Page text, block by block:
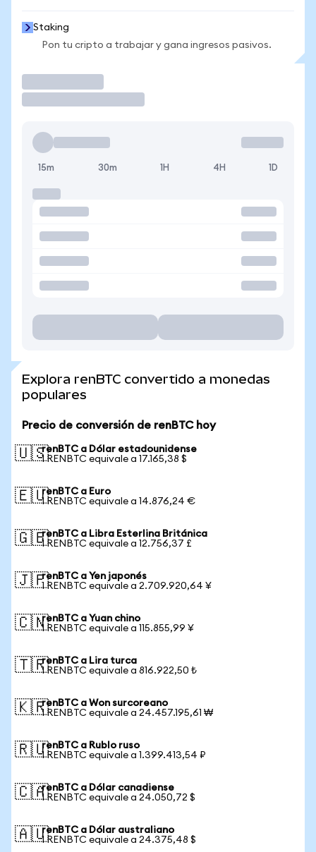
Staking
Pon tu cripto a trabajar y gana ingresos pasivos.
15m 30m 1H 4H 1D
Explora renBTC convertido a monedas
populares
Precio de conversión de renBTC hoy
🇺🇸renBTC a Dólar estadounidense
1 RENBTC equivale a 17.165,38 $
🇪🇺renBTC a Euro
1 RENBTC equivale a 14.876,24 €
🇬🇧renBTC a Libra Esterlina Británica
1 RENBTC equivale a 12.756,37 £
🇯🇵renBTC a Yen japonés
1 RENBTC equivale a 2.709.920,64 ¥
🇨🇳renBTC a Yuan chino
1 RENBTC equivale a 115.855,99 ¥
🇹🇷renBTC a Lira turca
1 RENBTC equivale a 816.922,50 ₺
🇰🇷renBTC a Won surcoreano
1 RENBTC equivale a 24.457.195,61 ₩
🇷🇺renBTC a Rublo ruso
1 RENBTC equivale a 1.399.413,54 ₽
🇨🇦renBTC a Dólar canadiense
1 RENBTC equivale a 24.050,72 $
🇦🇺renBTC a Dólar australiano
1 RENBTC equivale a 24.375,48 $